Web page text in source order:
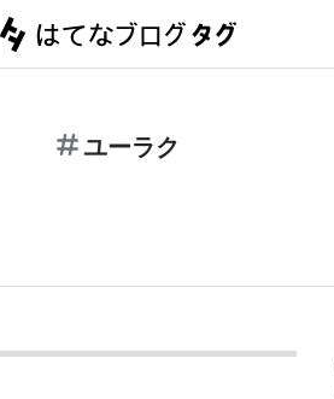
ユーラク